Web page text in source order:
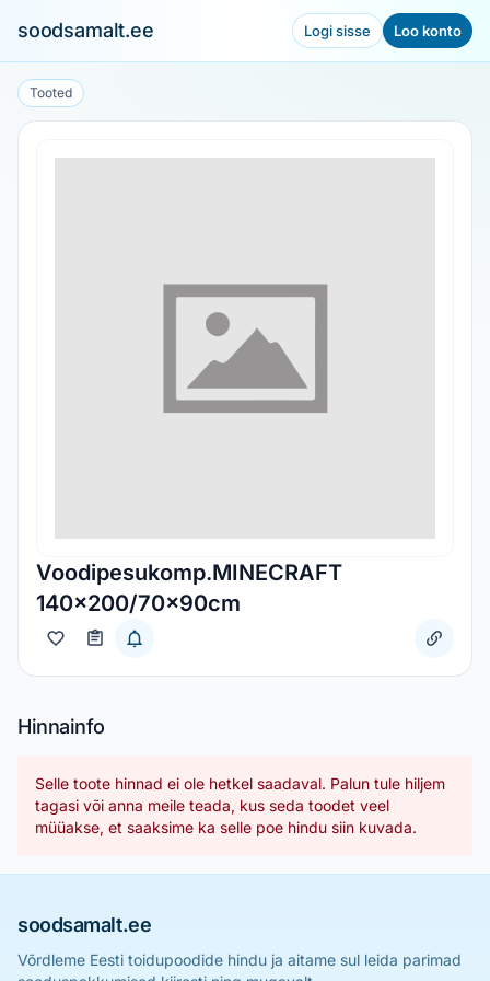
soodsamalt.ee Logi sisse Loo konto
Tooted
Voodipesukomp.MINECRAFT
140x200/70x90cm
Hinnainfo
Selle toote hinnad ei ole hetkel saadaval. Palun tule hiljem
tagasi või anna meile teada, kus seda toodet veel
müüakse, et saaksime ka selle poe hindu siin kuvada.
soodsamalt.ee
Võrdleme Eesti toidupoodide hindu ja aitame sul leida parimad